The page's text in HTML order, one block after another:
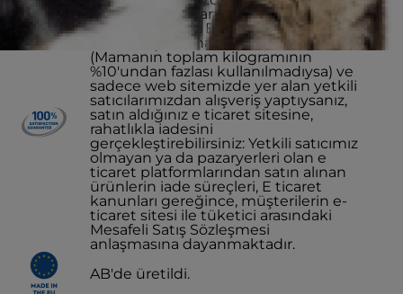
memnuniyet garantisi
bulunmaktadır. Eğer mamanız yeme
iadesi koşullarına uygun ise
(Mamanın toplam kilogramının
%10'undan fazlası kullanılmadıysa) ve
sadece web sitemizde yer alan yetkili
satıcılarımızdan alışveriş yaptıysanız,
satın aldığınız e ticaret sitesine,
rahatlıkla iadesini
gerçekleştirebilirsiniz: Yetkili satıcımız
olmayan ya da pazaryerleri olan e
ticaret platformlarından satın alınan
ürünlerin iade süreçleri, E ticaret
kanunları gereğince, müşterilerin e-
ticaret sitesi ile tüketici arasındaki
Mesafeli Satış Sözleşmesi
anlaşmasına dayanmaktadır.
AB'de üretildi.